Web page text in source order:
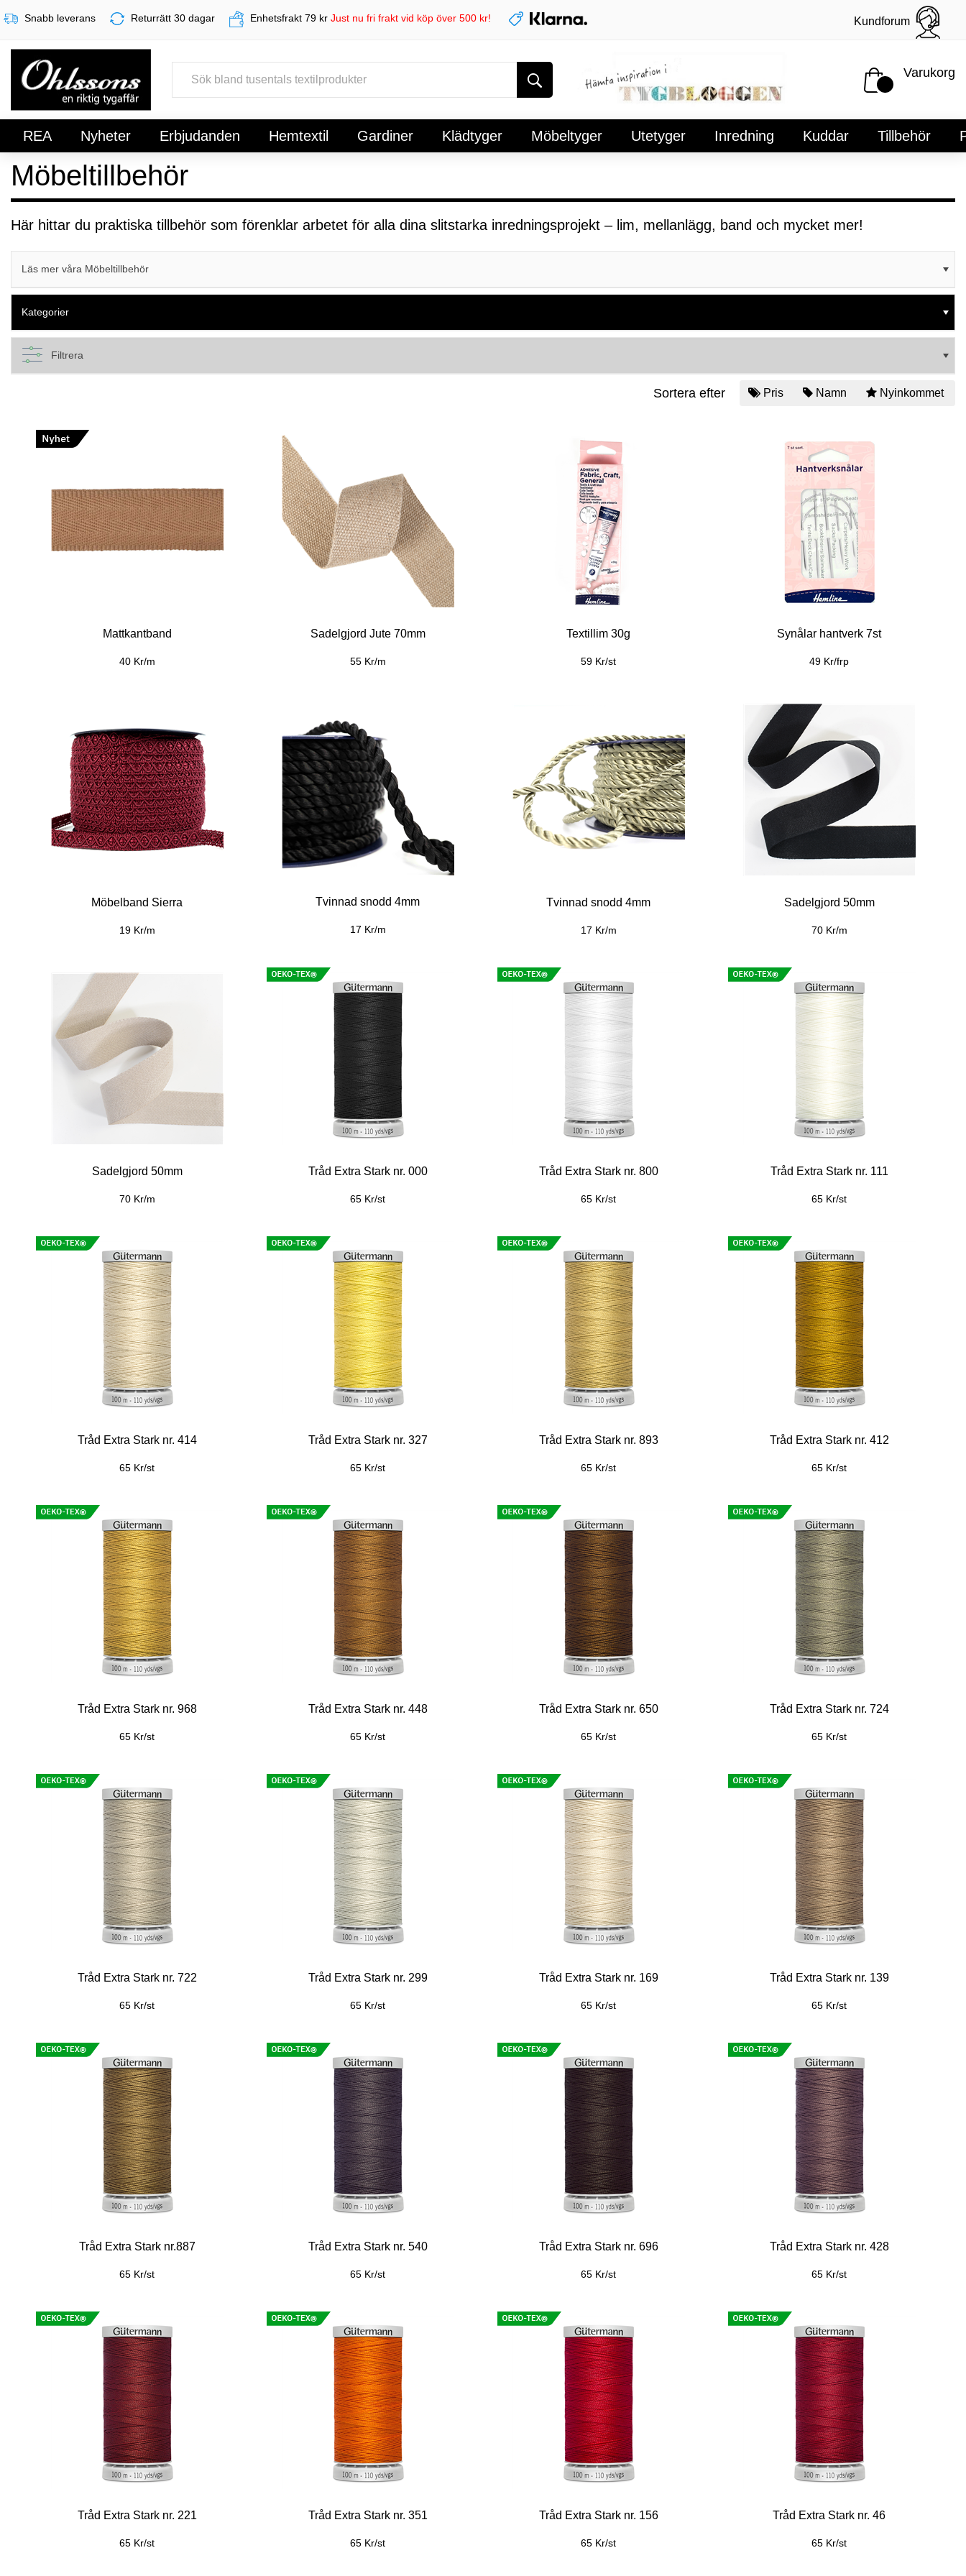
Snabb leverans Returrätt 30 dagar Enhetsfrakt 79 kr Just nu fri frakt vid köp över 500 kr! Kundforum
Varukorg
REA Nyheter Erbjudanden Hemtextil Gardiner Klädtyger Möbeltyger Utetyger Inredning Kuddar Tillbehör
Register Sign In
Möbeltillbehör
Här hittar du praktiska tillbehör som förenklar arbetet för alla dina slitstarka inredningsprojekt – lim, mellanlägg, band och mycket mer!
Läs mer våra Möbeltillbehör
Kategorier
Filtrera
Sortera efter Pris Namn Nyinkommet
Mattkantband
40 Kr/m
Sadelgjord Jute 70mm
55 Kr/m
Textillim 30g
59 Kr/st
Synålar hantverk 7st
49 Kr/frp
Möbelband Sierra
19 Kr/m
Tvinnad snodd 4mm
17 Kr/m
Tvinnad snodd 4mm
17 Kr/m
Sadelgjord 50mm
70 Kr/m
Sadelgjord 50mm
70 Kr/m
Tråd Extra Stark nr. 000
65 Kr/st
Tråd Extra Stark nr. 800
65 Kr/st
Tråd Extra Stark nr. 111
65 Kr/st
Tråd Extra Stark nr. 414
65 Kr/st
Tråd Extra Stark nr. 327
65 Kr/st
Tråd Extra Stark nr. 893
65 Kr/st
Tråd Extra Stark nr. 412
65 Kr/st
Tråd Extra Stark nr. 968
65 Kr/st
Tråd Extra Stark nr. 448
65 Kr/st
Tråd Extra Stark nr. 650
65 Kr/st
Tråd Extra Stark nr. 724
65 Kr/st
Tråd Extra Stark nr. 722
65 Kr/st
Tråd Extra Stark nr. 299
65 Kr/st
Tråd Extra Stark nr. 169
65 Kr/st
Tråd Extra Stark nr. 139
65 Kr/st
Tråd Extra Stark nr.887
65 Kr/st
Tråd Extra Stark nr. 540
65 Kr/st
Tråd Extra Stark nr. 696
65 Kr/st
Tråd Extra Stark nr. 428
65 Kr/st
Tråd Extra Stark nr. 221
65 Kr/st
Tråd Extra Stark nr. 351
65 Kr/st
Tråd Extra Stark nr. 156
65 Kr/st
Tråd Extra Stark nr. 46
65 Kr/st